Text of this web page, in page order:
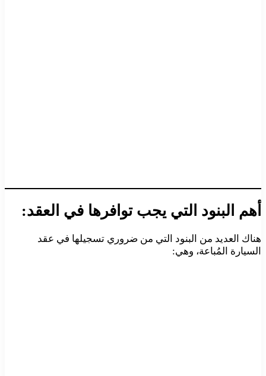
أهم البنود التي يجب توافرها في العقد:
هناك العديد من البنود التي من ضروري تسجيلها في عقد
السيارة المُباعة، وهي: